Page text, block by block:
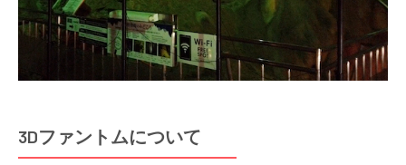
3Dファントムについて